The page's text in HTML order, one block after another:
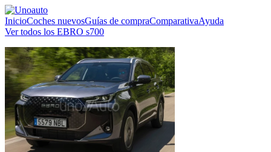
InicioCoches nuevosGuías de compraComparativaAyuda
Ver todos los EBRO s700